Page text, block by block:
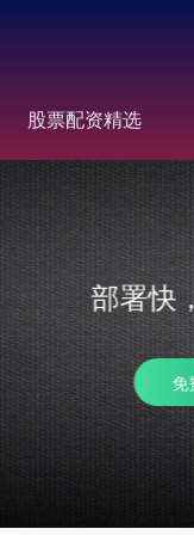
股票配资精选
多分站齐推广，性